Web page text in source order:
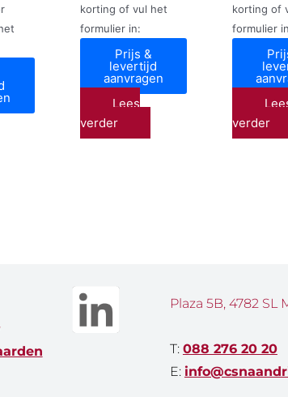
korting of vul het
formulier in:
Prijs &
levertijd
aanvragen
Lees
verder
korting of
formulier
verder
Plaza 5B, 4782 SL
T: 088 276 20 20
E: